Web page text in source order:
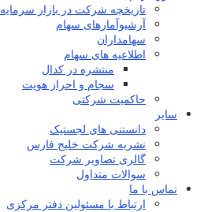
تاریخچه شرکت در بازار سرمایه
آرشیوآمارهای سهام
سهامداران
اطلاعیه های سهام
منتشره در کدال
سجام و احراز هویت
حاکمیت شرکتی
سایر
دانستنی های لجستیک
نشریه شرکت خلیج فارس
گالری تصاویر شرکت
سوالات متداول
تماس با ما
ارتباط با مسئولین دفتر مرکزی